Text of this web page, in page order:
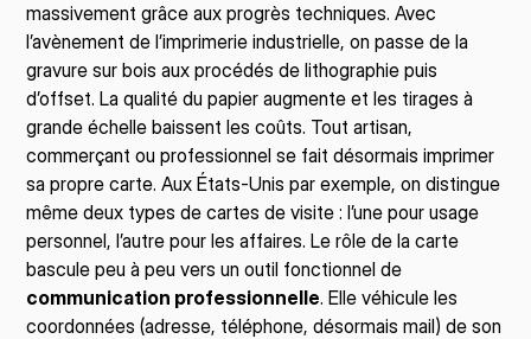
massivement grâce aux progrès techniques. Avec
l’avènement de l’imprimerie industrielle, on passe de la
gravure sur bois aux procédés de lithographie puis
d’offset. La qualité du papier augmente et les tirages à
grande échelle baissent les coûts. Tout artisan,
commerçant ou professionnel se fait désormais imprimer
sa propre carte. Aux États-Unis par exemple, on distingue
même deux types de cartes de visite : l’une pour usage
personnel, l’autre pour les affaires. Le rôle de la carte
communication professionnelle. Elle véhicule les
coordonnées (adresse, téléphone, désormais mail) de son